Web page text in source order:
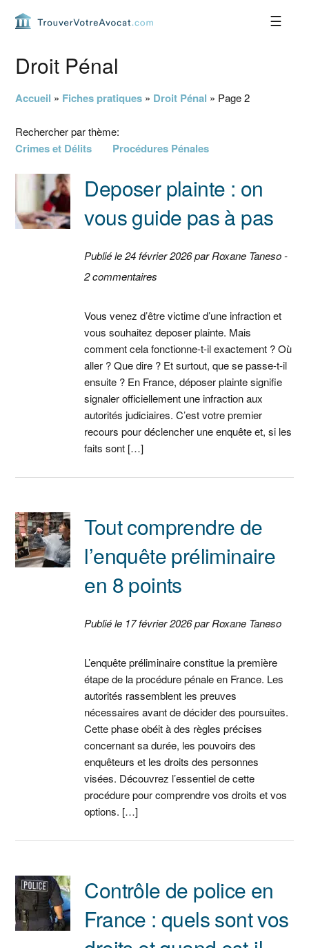
navigation
principale
principal
barre
latérale
principale
pageDroit Pénal
Accueil » Fiches pratiques » Droit Pénal » Page 2
Rechercher par thème:
Crimes et Délits Procédures Pénales
Deposer plainte : on
vous guide pas à pas
Publié le 24 février 2026 par Roxane Taneso -
2 commentaires
Vous venez d’être victime d’une infraction et
vous souhaitez deposer plainte. Mais
comment cela fonctionne-t-il exactement ? Où
aller ? Que dire ? Et surtout, que se passe-t-il
ensuite ? En France, déposer plainte signifie
signaler officiellement une infraction aux
autorités judiciaires. C’est votre premier
recours pour déclencher une enquête et, si les
faits sont […]
Tout comprendre de
l’enquête préliminaire
en 8 points
Publié le 17 février 2026 par Roxane Taneso
L’enquête préliminaire constitue la première
étape de la procédure pénale en France. Les
autorités rassemblent les preuves
nécessaires avant de décider des poursuites.
Cette phase obéit à des règles précises
concernant sa durée, les pouvoirs des
enquêteurs et les droits des personnes
visées. Découvrez l’essentiel de cette
procédure pour comprendre vos droits et vos
options. […]
Contrôle de police en
France : quels sont vos